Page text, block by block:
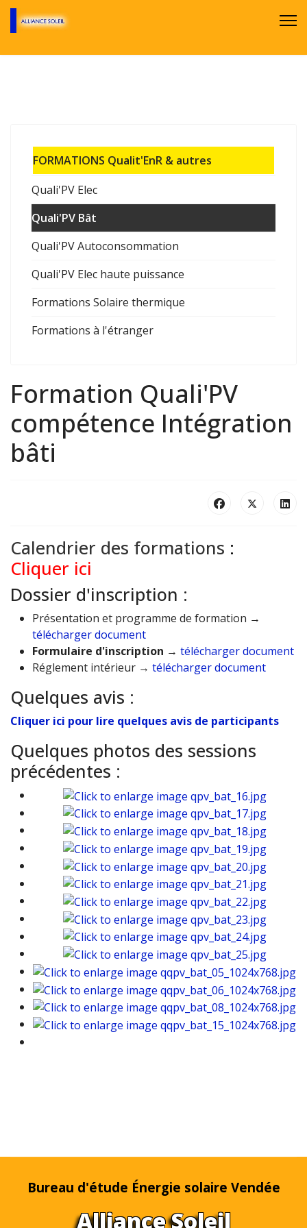
FORMATIONS Qualit'EnR & autres
Quali'PV Elec
Quali'PV Bât
Quali'PV Autoconsommation
Quali'PV Elec haute puissance
Formations Solaire thermique
Formations à l'étranger
Formation Quali'PV
compétence Intégration
bâti
Calendrier des formations :
Cliquer ici
Dossier d'inscription :
Présentation et programme de formation →
télécharger document
Formulaire d'inscription → télécharger document
Réglement intérieur → télécharger document
Quelques avis :
Cliquer ici pour lire quelques avis de participants
Quelques photos des sessions
précédentes :
Bureau d'étude Énergie solaire Vendée
Alliance Soleil